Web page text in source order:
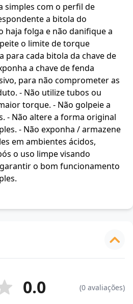
simples com o perfil de
a bitola do
haja folga e não danifique a
o limite de torque
para cada bitola da chave de
a chave de fenda
para não comprometer as
- Não utilize tubos ou
torque. - Não golpeie a
- Não altere a forma original
- Não exponha / armazene
em ambientes ácidos,
o uso limpe visando
o bom funcionamento
0.0 (0 avaliações)